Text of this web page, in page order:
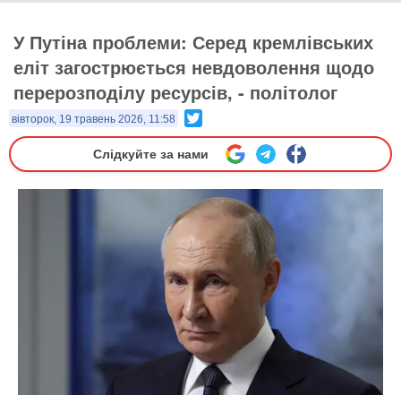
У Путіна проблеми: Серед кремлівських
еліт загострюється невдоволення щодо
перерозподілу ресурсів, - політолог
вівторок, 19 травень 2026, 11:58
Слідкуйте за нами